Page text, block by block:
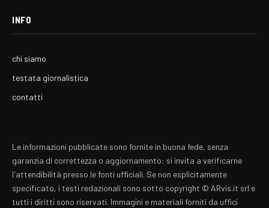
INFO
chi siamo
testata giornalistica
contatti
Le informazioni pubblicate sono fornite in buona fede, senza
garanzia di correttezza o aggiornamento: si invita a verificarne
l'attendibilità presso le fonti ufficiali. Se non esplicitamente
specificato, i testi redazionali sono sotto copyright © ARvis.it srl e
tutti i diritti sono riservati. Immagini e materiali forniti da uffici